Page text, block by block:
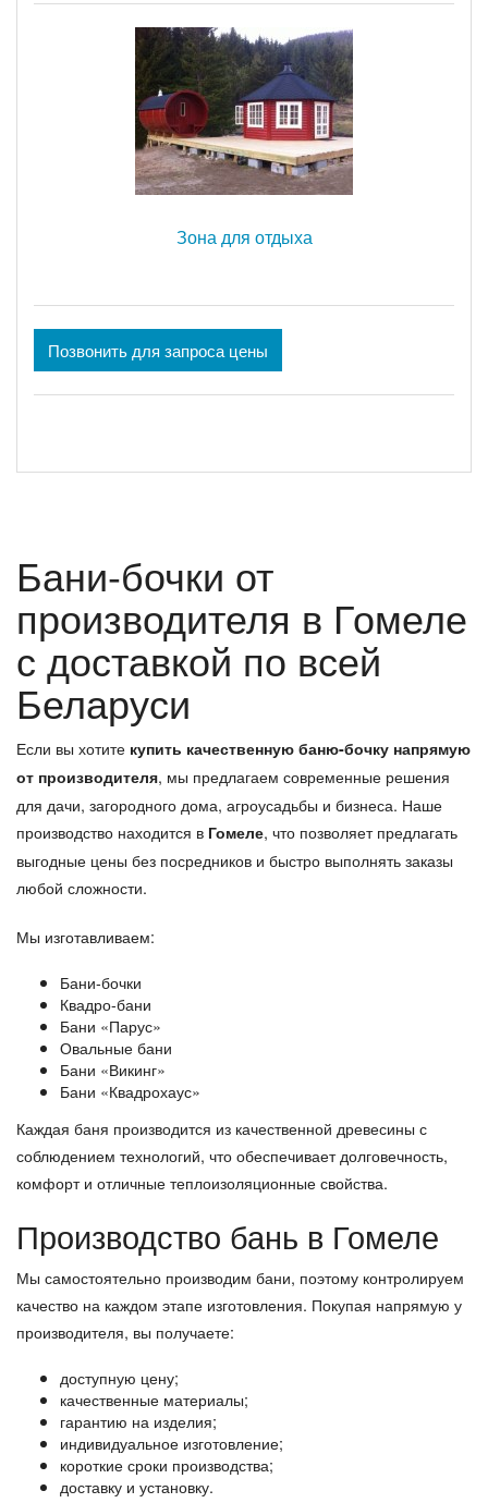
Зона для отдыха
Позвонить для запроса цены
Бани-бочки от
производителя в Гомеле
с доставкой по всей
Беларуси
Если вы хотите купить качественную баню-бочку напрямую
от производителя, мы предлагаем современные решения
для дачи, загородного дома, агроусадьбы и бизнеса. Наше
производство находится в Гомеле, что позволяет предлагать
выгодные цены без посредников и быстро выполнять заказы
любой сложности.
Мы изготавливаем:
Бани-бочки
Квадро-бани
Бани «Парус»
Овальные бани
Бани «Викинг»
Бани «Квадрохаус»
Каждая баня производится из качественной древесины с
соблюдением технологий, что обеспечивает долговечность,
комфорт и отличные теплоизоляционные свойства.
Производство бань в Гомеле
Мы самостоятельно производим бани, поэтому контролируем
качество на каждом этапе изготовления. Покупая напрямую у
производителя, вы получаете:
доступную цену;
качественные материалы;
гарантию на изделия;
индивидуальное изготовление;
короткие сроки производства;
доставку и установку.